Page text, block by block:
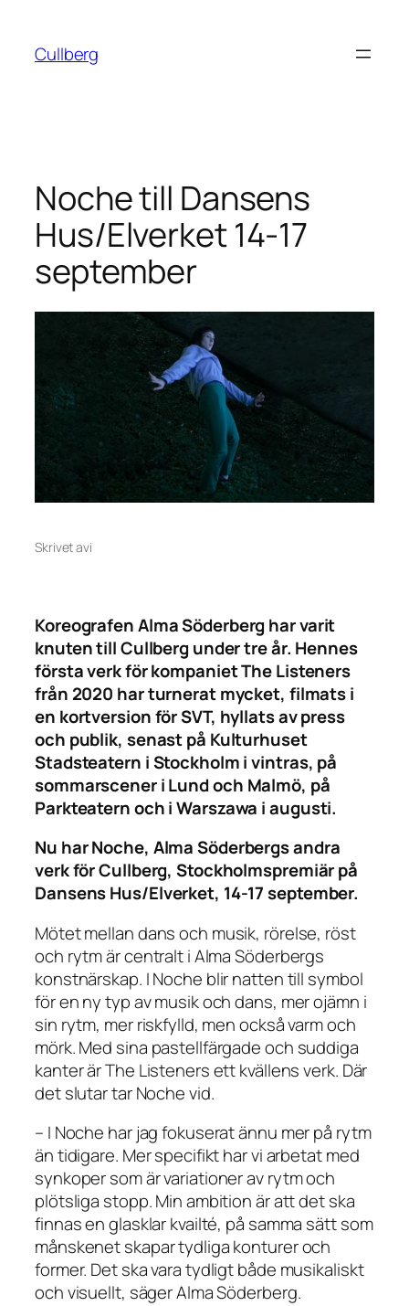
innehåll
Cullberg
Noche till Dansens
Hus/Elverket 14-17
september
Skrivet avi
Koreografen Alma Söderberg har varit
knuten till Cullberg under tre år. Hennes
första verk för kompaniet The Listeners
från 2020 har turnerat mycket, filmats i
en kortversion för SVT, hyllats av press
och publik, senast på Kulturhuset
Stadsteatern i Stockholm i vintras, på
sommarscener i Lund och Malmö, på
Parkteatern och i Warszawa i augusti.
Nu har Noche, Alma Söderbergs andra
verk för Cullberg, Stockholmspremiär på
Dansens Hus/Elverket, 14-17 september.
Mötet mellan dans och musik, rörelse, röst
och rytm är centralt i Alma Söderbergs
konstnärskap. I Noche blir natten till symbol
för en ny typ av musik och dans, mer ojämn i
sin rytm, mer riskfylld, men också varm och
mörk. Med sina pastellfärgade och suddiga
kanter är The Listeners ett kvällens verk. Där
det slutar tar Noche vid.
– I Noche har jag fokuserat ännu mer på rytm
än tidigare. Mer specifikt har vi arbetat med
synkoper som är variationer av rytm och
plötsliga stopp. Min ambition är att det ska
finnas en glasklar kvailté, på samma sätt som
månskenet skapar tydliga konturer och
former. Det ska vara tydligt både musikaliskt
och visuellt, säger Alma Söderberg.